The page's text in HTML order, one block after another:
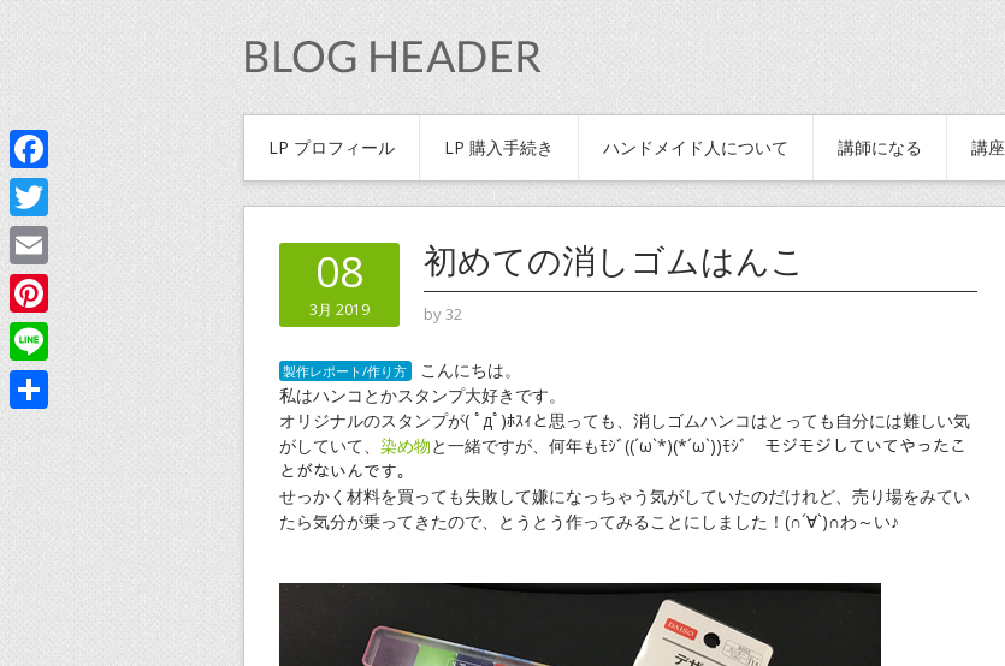
LP プロフィール LP 購入手続き ハンドメイド人について 講師になる 講座
08
3月 2019
初めての消しゴムはんこ
by32
製作レポート/作り方
こんにちは。
私はハンコとかスタンプ大好きです。
オリジナルのスタンプが( ﾟдﾟ)ﾎｽｨと思っても、消しゴムハンコはとっても自分には難しい気
がしていて、 染め物と一緒ですが、何年もﾓｼﾞ((´ω`*)(*´ω`))ﾓｼﾞ モジモジしていてやったこ
とがないんです。
せっかく材料を買っても失敗して嫌になっちゃう気がしていたのだけれど、売り場をみてい
たら気分が乗ってきたので、とうとう作ってみることにしました！(∩´∀`)∩わ～い♪
Facebook
Twitter
Email
Pinterest
Line